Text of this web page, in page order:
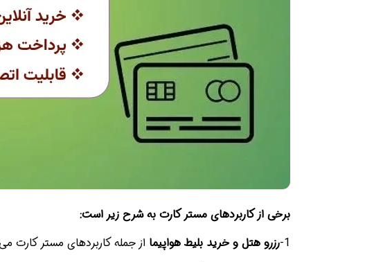
برخی از کاربردهای مستر کارت به شرح زیر است:
1- رزرو هتل و خرید بلیط هواپیما از جمله کاربردهای مستر کارت